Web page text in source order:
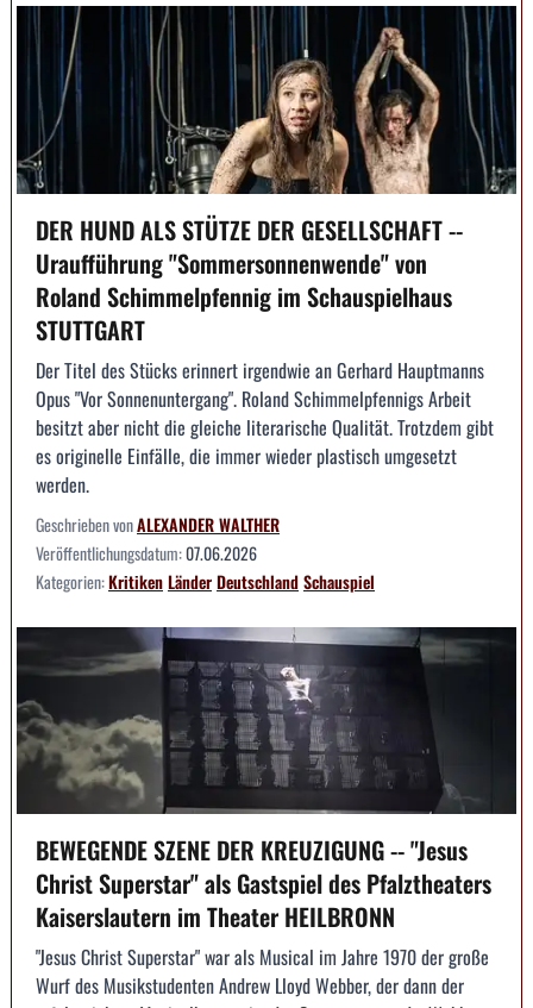
DER HUND ALS STÜTZE DER GESELLSCHAFT --
Uraufführung "Sommersonnenwende" von
Roland Schimmelpfennig im Schauspielhaus
STUTTGART
Der Titel des Stücks erinnert irgendwie an Gerhard Hauptmanns
Opus "Vor Sonnenuntergang". Roland Schimmelpfennigs Arbeit
besitzt aber nicht die gleiche literarische Qualität. Trotzdem gibt
es originelle Einfälle, die immer wieder plastisch umgesetzt
werden.
Geschrieben vonALEXANDER WALTHER
Veröffentlichungsdatum:07.06.2026
Kategorien:KritikenLänderDeutschlandSchauspiel
BEWEGENDE SZENE DER KREUZIGUNG -- "Jesus
Christ Superstar" als Gastspiel des Pfalztheaters
Kaiserslautern im Theater HEILBRONN
"Jesus Christ Superstar" war als Musical im Jahre 1970 der große
Wurf des Musikstudenten Andrew Lloyd Webber, der dann der